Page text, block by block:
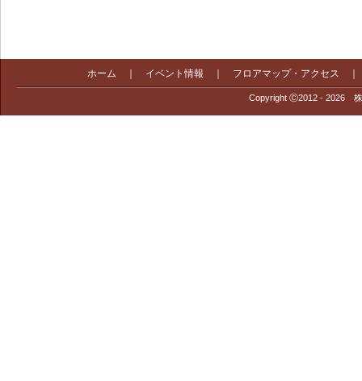
ホーム イベント情報 フロアマップ・アクセス
Copyright Ⓒ2012 - 2026 株